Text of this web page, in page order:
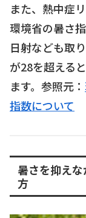
また、熱中症
環境省の暑さ
日射なども取
が28を超える
ます。参照元：
指数について
暑さを抑え
方